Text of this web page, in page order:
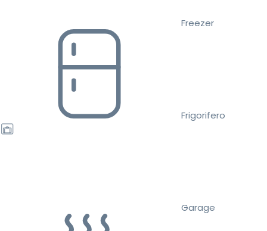
Freezer
Frigorifero
Garage